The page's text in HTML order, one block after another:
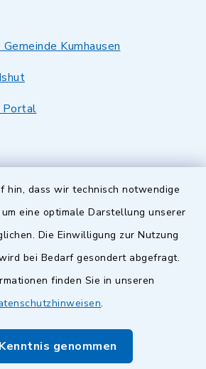
hin, dass wir technisch notwendige
eine optimale Darstellung unserer
Die Einwilligung zur Nutzung
bei Bedarf gesondert abgefragt.
finden Sie in unseren
.
genommen
Kumhausen
Portal
Barrierefreiheit
Impressum